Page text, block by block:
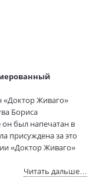
«Доктор Живаго»
Бориса
был напечатан в
присуждена за это
«Доктор Живаго»
рисунками
Читать дальше…